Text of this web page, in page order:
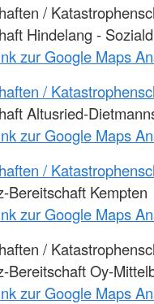
/
Hindelang -
zur Google Maps
/
Altusried-
zur Google Maps
/
Bereitschaft Kempten
zur Google Maps
/
Bereitschaft Oy-
zur Google Maps